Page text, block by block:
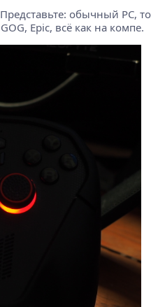
обычный PC,
Epic, всё как на компе.